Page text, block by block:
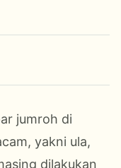
jumroh di
yakni ula,
dilakukan